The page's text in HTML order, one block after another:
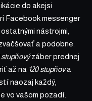
do akejsi
Facebook messenger
nástrojmi,
a podobne.
stupňovýzáber prednej
až na 120 stupňova
naozaj každý,
vo vašom pozadí.